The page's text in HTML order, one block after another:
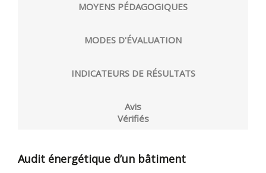
MOYENS PÉDAGOGIQUES
MODES D'ÉVALUATION
INDICATEURS DE RÉSULTATS
Avis
Vérifiés
Audit énergétique d’un bâtiment